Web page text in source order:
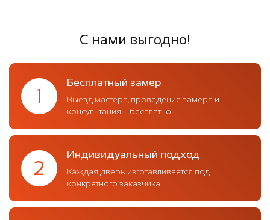
С нами выгодно!
1
Бесплатный замер
Выезд мастера, проведение замера и
консультация – бесплатно
2
Индивидуальный подход
Каждая дверь изготавливается под
конкретного заказчика